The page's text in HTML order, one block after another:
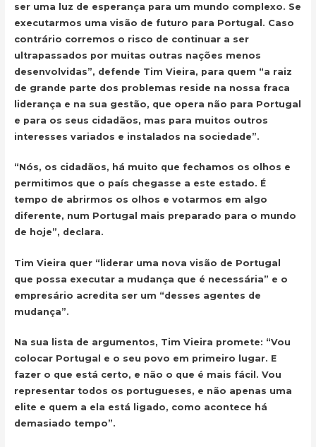
ser uma luz de esperança para um mundo complexo. Se
executarmos uma visão de futuro para Portugal. Caso
contrário corremos o risco de continuar a ser
ultrapassados por muitas outras nações menos
desenvolvidas”, defende Tim Vieira, para quem “a raiz
de grande parte dos problemas reside na nossa fraca
liderança e na sua gestão, que opera não para Portugal
e para os seus cidadãos, mas para muitos outros
interesses variados e instalados na sociedade”.
“Nós, os cidadãos, há muito que fechamos os olhos e
permitimos que o país chegasse a este estado. É
tempo de abrirmos os olhos e votarmos em algo
diferente, num Portugal mais preparado para o mundo
de hoje”, declara.
Tim Vieira quer “liderar uma nova visão de Portugal
que possa executar a mudança que é necessária” e o
empresário acredita ser um “desses agentes de
mudança”.
Na sua lista de argumentos, Tim Vieira promete: “Vou
colocar Portugal e o seu povo em primeiro lugar. E
fazer o que está certo, e não o que é mais fácil. Vou
representar todos os portugueses, e não apenas uma
elite e quem a ela está ligado, como acontece há
demasiado tempo”.